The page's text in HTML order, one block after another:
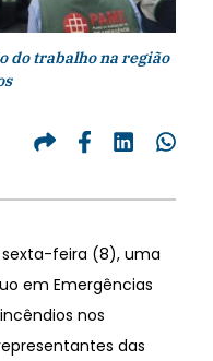
do trabalho na região
sexta-feira (8), uma
em Emergências
nos
das